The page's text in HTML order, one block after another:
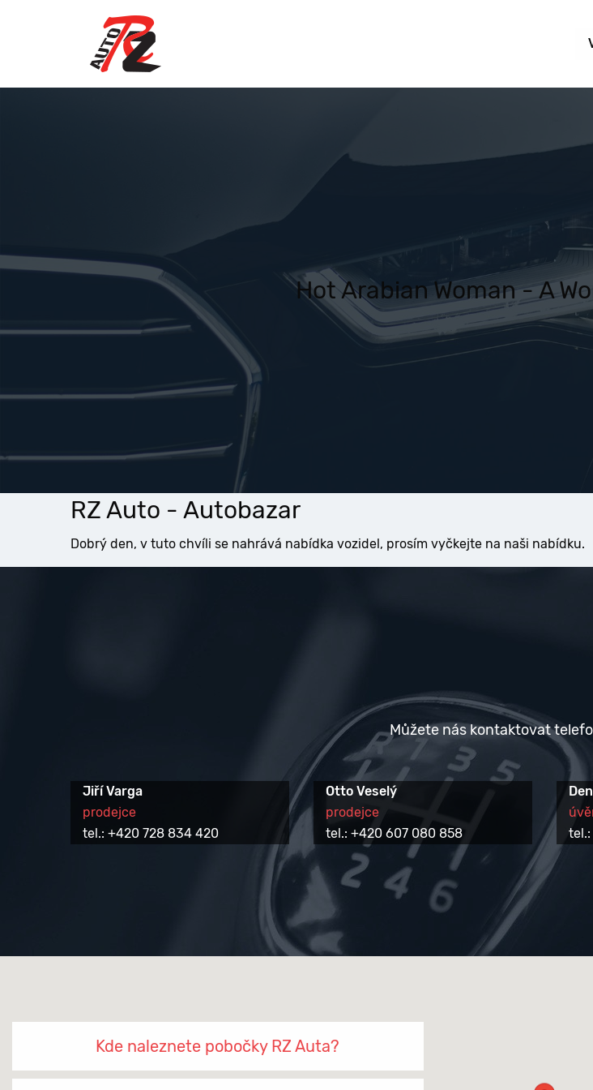
Hot Arabian Woman - A
RZ Auto - Autobazar
Dobrý den, v tuto chvíli se nahrává nabídka vozidel, prosím vyčkejte na naši nabídku.
Můžete nás kontaktovat
Jiří Varga
prodejce
tel.: +420 728 834 420
Otto Veselý
prodejce
tel.: +420 607 080 858
tel.:
Kde naleznete pobočky RZ Auta?